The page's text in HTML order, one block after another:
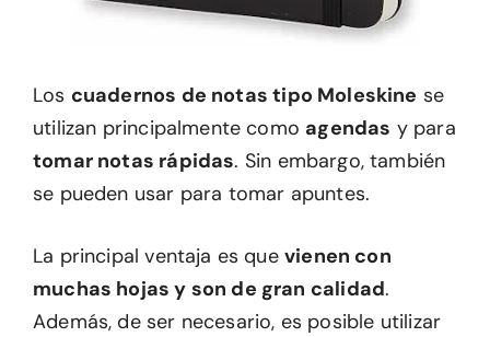
Los cuadernos de notas tipo Moleskine se
utilizan principalmente como agendas y para
tomar notas rápidas. Sin embargo, también
se pueden usar para tomar apuntes.
La principal ventaja es quevienen con
muchas hojas y son de gran calidad.
Además, de ser necesario, es posible utilizar